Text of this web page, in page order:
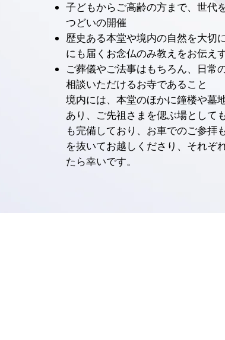
子どもからご高齢の方まで、世代
つどいの開催
歴史ある本堂や境内の自然を大切
にも届くお念仏のみ教えをお伝え
ご葬儀やご法事はもちろん、日常
相談いただけるお寺であること
境内には、本堂のほかに鐘楼や墓
あり、ご先祖さまを偲ぶ場として
も完備しており、お車でのご参拝
を抜いてお越しくださり、それぞ
たら幸いです。